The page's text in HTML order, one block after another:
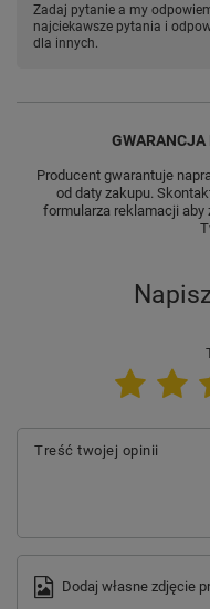
Zadaj pytanie a my
najciekawsze pytania i
dla innych.
GWARANCJA
Producent gwarantuje
od daty zakupu.
formularza reklamacji aby
Treść twojej opinii
Dodaj własne zdjęcie